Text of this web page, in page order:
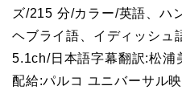
ズ/215 分/カラー/英語、ハ
ヘブライ語、イディッシュ
5.1ch/日本語字幕翻訳:松浦
配給:パルコ ユニバーサル